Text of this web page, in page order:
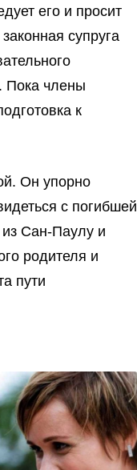
его и просит
супруга
Пока члены
к
Он упорно
с погибшей
Сан-Паулу и
родителя и
пути